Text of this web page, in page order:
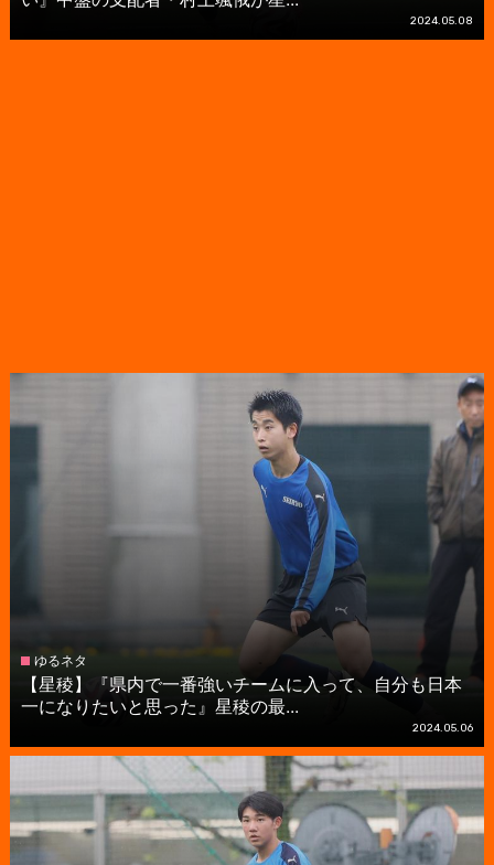
2024.05.08
ゆるネタ
【星稜】『県内で一番強いチームに入って、自分も日本
一になりたいと思った』星稜の最...
2024.05.06